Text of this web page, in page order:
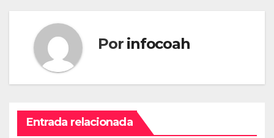
Por infocoah
Entrada relacionada